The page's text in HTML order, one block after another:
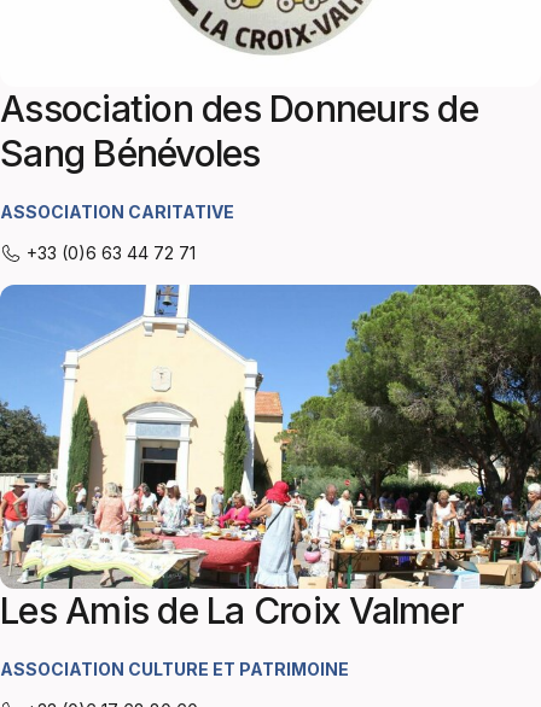
Association des Donneurs de
Sang Bénévoles
ASSOCIATION CARITATIVE
+33 (0)6 63 44 72 71
Les Amis de La Croix Valmer
ASSOCIATION CULTURE ET PATRIMOINE